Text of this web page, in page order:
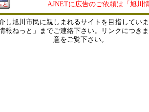
AJNETに広告のご依頼は「旭川
し旭川市民に親しまれるサイトを目指してい
報ねっと」までご連絡下さい。リンクにつき
意をご覧下さい。